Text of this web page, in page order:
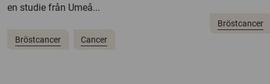
en studie från Umeå...
Bröstcancer Cancer
Bröstcancer